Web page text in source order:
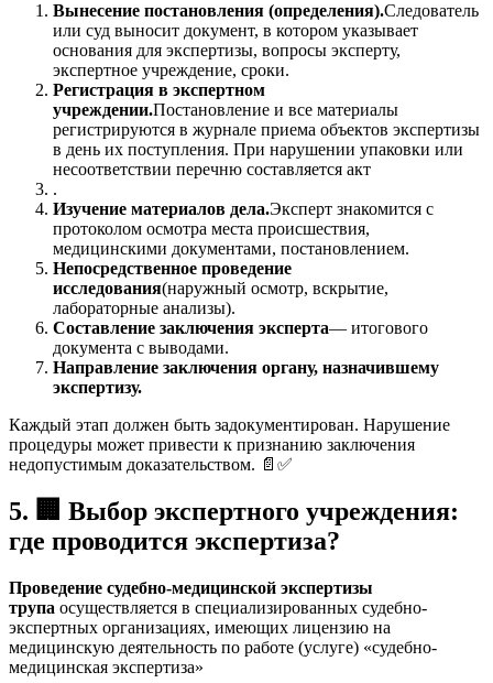
Вынесение постановления (определения).Следователь
или суд выносит документ, в котором указывает
основания для экспертизы, вопросы эксперту,
экспертное учреждение, сроки.
Регистрация в экспертном
учреждении.Постановление и все материалы
регистрируются в журнале приема объектов экспертизы
в день их поступления. При нарушении упаковки или
несоответствии перечню составляется акт
.
Изучение материалов дела.Эксперт знакомится с
протоколом осмотра места происшествия,
медицинскими документами, постановлением.
Непосредственное проведение
исследования(наружный осмотр, вскрытие,
лабораторные анализы).
Составление заключения эксперта— итогового
документа с выводами.
Направление заключения органу, назначившему
экспертизу.
Каждый этап должен быть задокументирован. Нарушение
процедуры может привести к признанию заключения
недопустимым доказательством. 📄✅
5. 🏢 Выбор экспертного учреждения:
где проводится экспертиза?
Проведение судебно-медицинской экспертизы
трупа осуществляется в специализированных судебно-
экспертных организациях, имеющих лицензию на
медицинскую деятельность по работе (услуге) «судебно-
медицинская экспертиза»